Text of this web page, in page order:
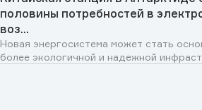
половины потребностей в
воз...
Новая энергосистема может стать
более экологичной и надежной